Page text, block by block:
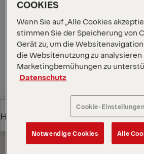
Angebot anfordern
Angebot anfordern
Vertriebspartner finden
Vertriebspartner finden
HighlightsDiagramme
COOKIES
Wenn Sie auf „Alle Cookies
stimmen Sie der Speicherung von
Gerät zu, um die
die Websitenutzung zu analysieren
Marketingbemühungen zu
Datenschutz
Cookie-Einstellungen
Notwendige Cookies Alle